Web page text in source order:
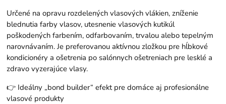
Určené na opravu rozdelených vlasových vlákien, zníženie
blednutia farby vlasov, utesnenie vlasových kutikúl
poškodených farbením, odfarbovaním, trvalou alebo tepelným
narovnávaním. Je preferovanou aktívnou zložkou pre hĺbkové
kondicionéry a ošetrenia po salónnych ošetreniach pre lesklé a
zdravo vyzerajúce vlasy.
👉 Ideálny „bond builder“ efekt pre domáce aj profesionálne
vlasové produkty